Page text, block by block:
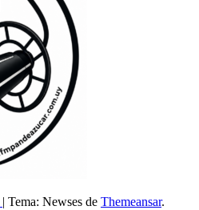
Tema: Newses de Themeansar.